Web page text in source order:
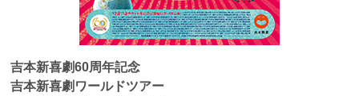
吉本新喜劇60周年記念
吉本新喜劇ワールドツアー